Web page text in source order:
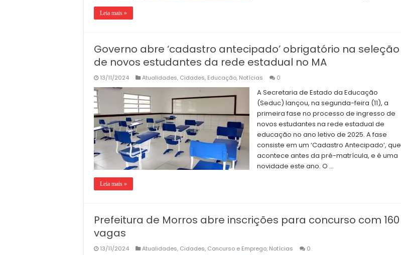
Leia mais »
Governo abre ‘cadastro antecipado’ obrigatório na seleção
de novos estudantes da rede estadual no MA
13/11/2024 Atualidades, Cidades, Educação, Notícias 0
A Secretaria de Estado da Educação
(Seduc) lançou, na segunda-feira (11), a
primeira fase no processo de ingresso de
novos estudantes na rede estadual de
educação no ano letivo de 2025. A fase
consiste em um ‘Cadastro Antecipado’, que
acontece antes da pré-matrícula, e é uma
novidade este ano. O …
Leia mais »
Prefeitura de Morros abre inscrições para concurso com 160
vagas
13/11/2024 Atualidades, Cidades, Concurso e Emprego, Notícias 0